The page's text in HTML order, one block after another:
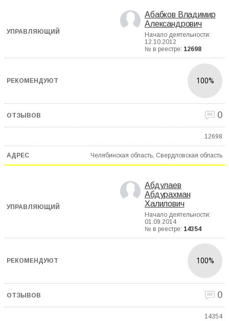
Абабков Владимир
Александрович
Начало деятельности:
12.10.2012
№ в реестре: 12698
100%
0
12698
Челябинская область, Свердловская область
Абдулаев
Абдурахман
Халилович
Начало деятельности:
01.09.2014
№ в реестре: 14354
100%
0
14354